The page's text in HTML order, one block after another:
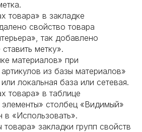
товара» в закладке
свойство товара
так добавлено
метку».
материалов» при
из базы материалов»
локальная база или сетевая.
товара» в таблице
столбец «Видимый»
в «Использовать».
закладки групп свойств